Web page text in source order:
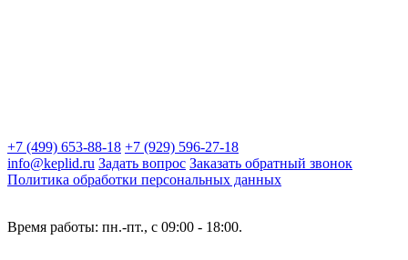
+7 (499) 653-88-18 +7 (929) 596-27-18
info@keplid.ru Задать вопрос Заказать обратный звонок
Политика обработки персональных данных
Время работы: пн.-пт., с 09:00 - 18:00.